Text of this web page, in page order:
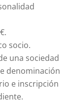
socio.
una sociedad
denominación
e inscripción